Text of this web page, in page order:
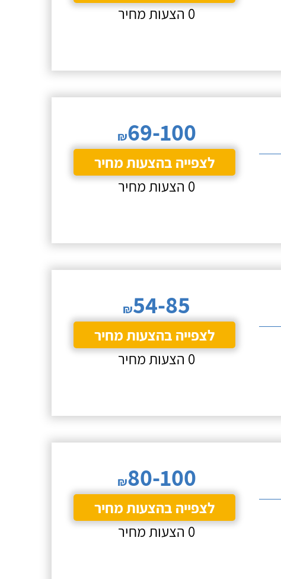
0 הצעות מחיר
₪69-100
לצפייה בהצעות מחיר
0 הצעות מחיר
₪54-85
לצפייה בהצעות מחיר
0 הצעות מחיר
₪80-100
לצפייה בהצעות מחיר
0 הצעות מחיר